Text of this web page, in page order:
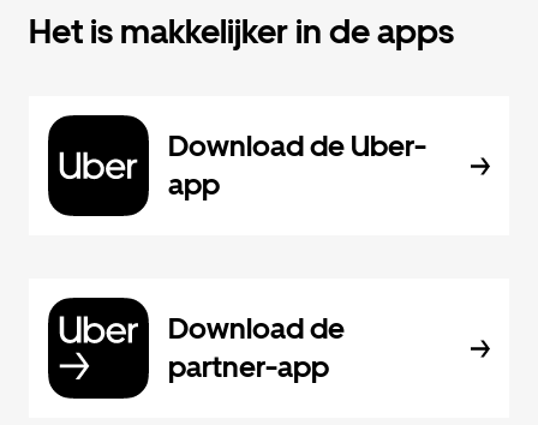
Het is makkelijker in de apps
Download de Uber-
app
Download de
partner-app